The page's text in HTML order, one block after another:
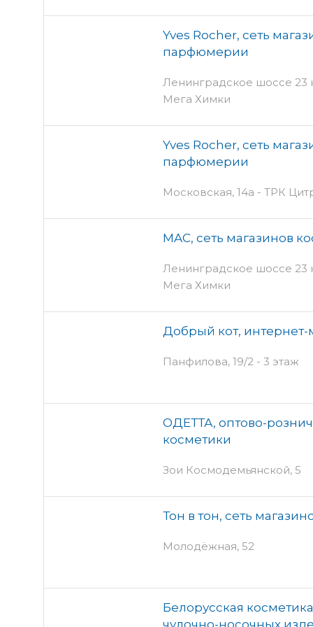
Yves Rocher, сеть
парфюмерии
Ленинградское шоссе 23
Мега Химки
Yves Rocher, сеть
парфюмерии
Московская, 14а - ТРК
MAC, сеть магазинов
Ленинградское шоссе 23
Мега Химки
Добрый кот, интернет-
Панфилова, 19/2 - 3 этаж
ОДЕТТА, оптово-
косметики
Зои Космодемьянской, 5
Тон в тон, сеть
Молодёжная, 52
Белорусская
чулочно-носочных